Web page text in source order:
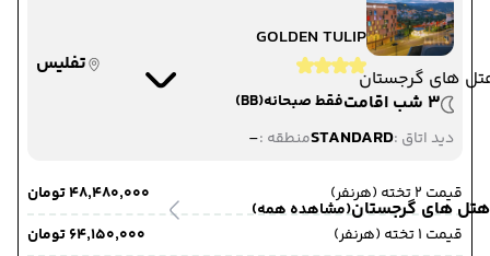
های گرجستان
هتل های گرجستان(مشاهده همه)
GOLDEN TULIP
تفلیس
3 شب اقامت
فقط صبحانه(BB)
دید اتاق :STANDARDمنطقه :-
قیمت 2 تخته (هرنفر)
۴۸٬۴۸۰٬۰۰۰ تومان
قیمت 1 تخته (هرنفر)
۶۴٬۱۵۰٬۰۰۰ تومان